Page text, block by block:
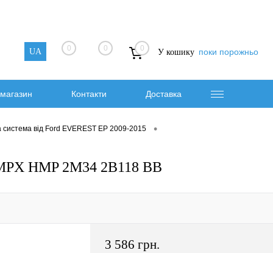
UA 0 0 0 У кошику поки порожньо
Контакти Доставка
система від Ford EVEREST EP 2009-2015 •
HMP 2M34 2B118 BB
3 586 грн.